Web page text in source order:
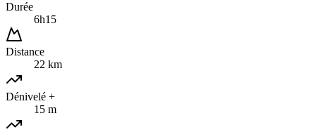
Durée
6h15
Distance
22 km
Dénivelé +
15 m